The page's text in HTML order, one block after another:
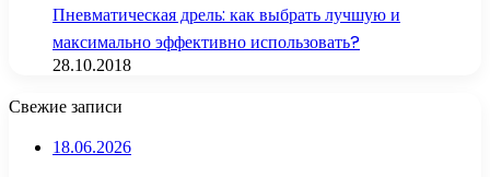
Пневматическая дрель: как выбрать лучшую и
максимально эффективно использовать?
28.10.2018
Свежие записи
18.06.2026